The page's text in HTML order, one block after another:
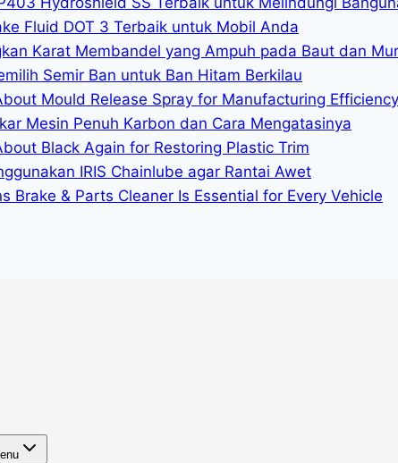
Fluid DOT 3 Terbaik untuk Mobil Anda
Karat Membandel yang Ampuh pada Baut dan Mur
Semir Ban untuk Ban Hitam Berkilau
Mould Release Spray for Manufacturing Efficiency
Mesin Penuh Karbon dan Cara Mengatasinya
Black Again for Restoring Plastic Trim
IRIS Chainlube agar Rantai Awet
Brake & Parts Cleaner Is Essential for Every Vehicle